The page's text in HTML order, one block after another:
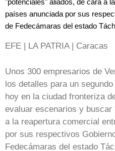
países anunciada por sus
de Fedecámaras del estado
EFE | LA PATRIA | Caracas
Unos 300 empresarios de
los detalles para un
hoy en la ciudad fronteriza
evaluar escenarios y
a la reapertura comercial
por sus respectivos
Fedecámaras del estado